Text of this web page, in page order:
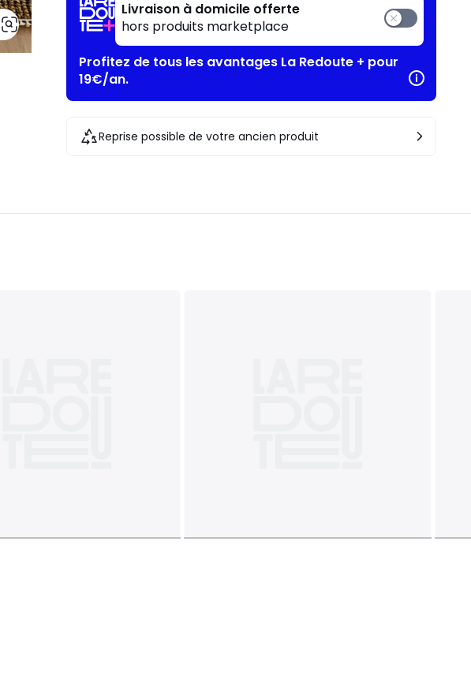
Livraison à domicile offerte
hors produits marketplace
Profitez de tous les avantages La Redoute + pour
19€/an.
Reprise possible de votre ancien produit